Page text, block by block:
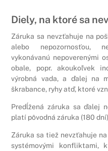
Diely, na ktoré sa
Záruka sa nevzťahuje na
alebo nepozornosťou,
vykonávanú nepoverenými
obale, popr. akoukoľvek
výrobná vada, a ďalej na
škrabance, ryhy atď, ktoré
Predĺžená záruka sa ďalej
platí pôvodná záruka (180
Záruka sa tiež nevzťahuje
systémovými konfliktami,